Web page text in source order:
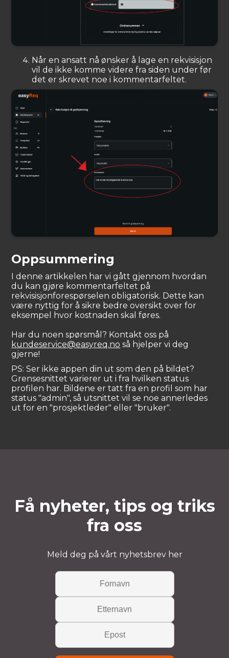
Når en ansatt nå ønsker å lage en rekvisisjon
vil de ikke komme videre fra siden under før
det er skrevet noe i kommentarfeltet.
Oppsummering
I denne artikkelen har vi gått gjennom hvordan
du kan gjøre kommentarfeltet på
rekvisisjonforespørselen obligatorisk. Dette kan
være nyttig for å sikre bedre oversikt over for
eksempel hvor kostnaden skal føres.
Har du noen spørsmål? Kontakt oss på
kundeservice@easyreq.no så hjelper vi deg
gjerne!
PS: Ser ikke appen din ut som den på bildet?
Grensesnittet varierer ut i fra hvilken status
profilen har. Bildene er tatt fra en profil som har
status "admin", så utsnittet vil se noe annerledes
ut for en "prosjektleder" eller "bruker".
Få nyheter, tips og triks
fra oss
Meld deg på vårt nyhetsbrev her